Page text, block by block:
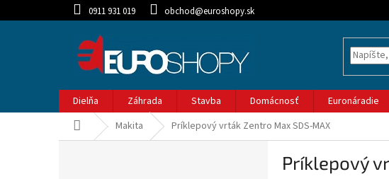
na
0911 931 019 obchod@euroshopy.sk
Dielňa Záhrada Stavba Domácnosť Euronáradie
DomovMakita Príklepový vrták Zentro Max SDS-MAX
Príklepový